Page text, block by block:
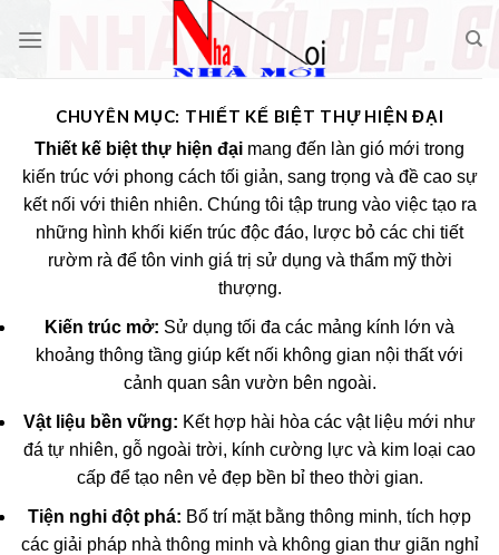
CHUYÊN MỤC: THIẾT KẾ BIỆT THỰ HIỆN ĐẠI
Thiết kế biệt thự hiện đại mang đến làn gió mới trong
kiến trúc với phong cách tối giản, sang trọng và đề cao sự
kết nối với thiên nhiên. Chúng tôi tập trung vào việc tạo ra
những hình khối kiến trúc độc đáo, lược bỏ các chi tiết
rườm rà để tôn vinh giá trị sử dụng và thẩm mỹ thời
thượng.
Kiến trúc mở: Sử dụng tối đa các mảng kính lớn và
khoảng thông tầng giúp kết nối không gian nội thất với
cảnh quan sân vườn bên ngoài.
Vật liệu bền vững: Kết hợp hài hòa các vật liệu mới như
đá tự nhiên, gỗ ngoài trời, kính cường lực và kim loại cao
cấp để tạo nên vẻ đẹp bền bỉ theo thời gian.
Tiện nghi đột phá: Bố trí mặt bằng thông minh, tích hợp
các giải pháp nhà thông minh và không gian thư giãn nghỉ